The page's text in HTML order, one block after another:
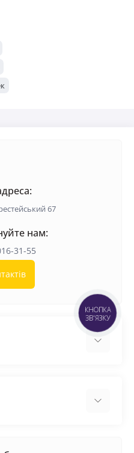
67
нам:
31-55
КНОПКА
ЗВ'ЯЗКУ